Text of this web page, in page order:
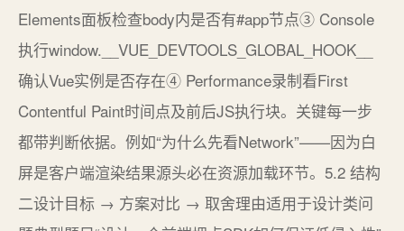
Elements面板检查body内是否有#app节点③ Console
执行window.__VUE_DEVTOOLS_GLOBAL_HOOK__
确认Vue实例是否存在④ Performance录制看First
Contentful Paint时间点及前后JS执行块。关键每一步
都带判断依据。例如“为什么先看Network”——因为白
屏是客户端渲染结果源头必在资源加载环节。5.2 结构
二设计目标 → 方案对比 → 取舍理由适用于设计类问